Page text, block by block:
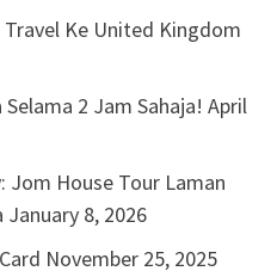
Travel Ke United Kingdom
2 Jam Sahaja! April
Jom House Tour Laman
January 8, 2026
November 25, 2025